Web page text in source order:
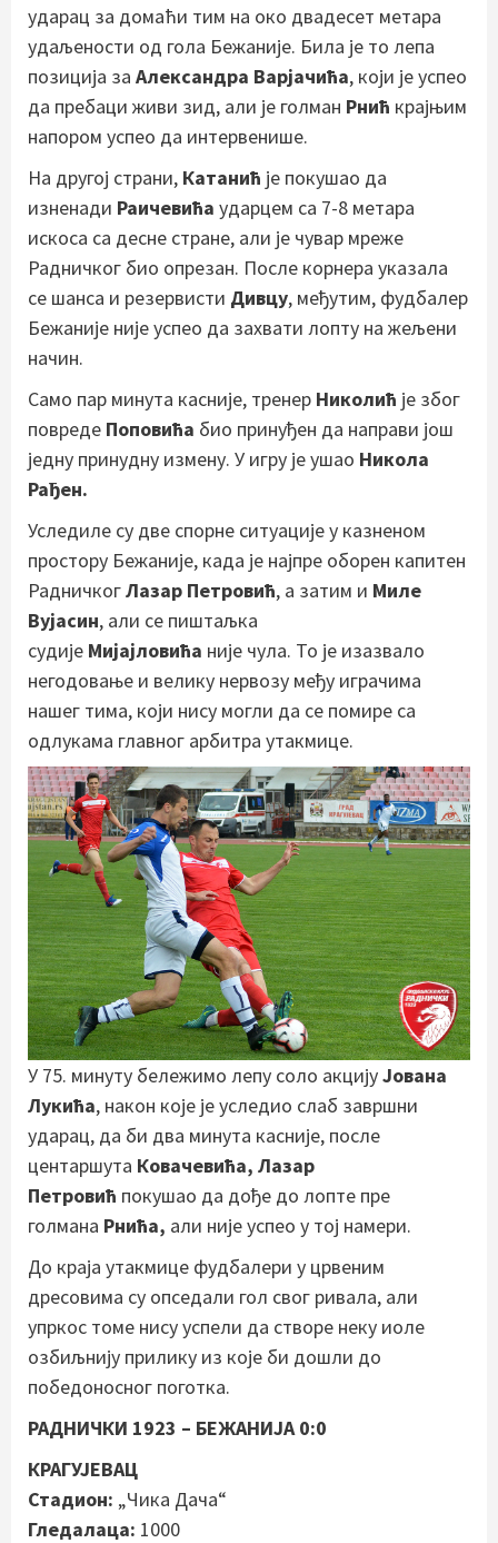
ударац за домаћи тим на око двадесет метара
удаљености од гола Бежаније. Била је то лепа
позиција за Александра Варјачића, који је успео
да пребаци живи зид, али је голман Рнић крајњим
напором успео да интервенише.
На другој страни, Катанић је покушао да
изненади Раичевића ударцем са 7-8 метара
искоса са десне стране, али је чувар мреже
Радничког био опрезан. После корнера указала
се шанса и резервисти Дивцу, међутим, фудбалер
Бежаније није успео да захвати лопту на жељени
начин.
Само пар минута касније, тренер Николић је због
повреде Поповића био принуђен да направи још
једну принудну измену. У игру је ушао Никола
Рађен.
Уследиле су две спорне ситуације у казненом
простору Бежаније, када је најпре оборен капитен
РадничкогЛазар Петровић, а затим и Миле
Вујасин, али се пиштаљка
судије Мијајловића није чула. То је изазвало
негодовање и велику нервозу међу играчима
нашег тима, који нису могли да се помире са
одлукама главног арбитра утакмице.
У 75. минуту бележимо лепу соло акцијуЈована
Лукића, након које је уследио слаб завршни
ударац, да би два минута касније, после
центаршута Ковачевића, Лазар
Петровић покушао да дође до лопте пре
голмана Рнића, али није успео у тој намери.
До краја утакмице фудбалери у црвеним
дресовима су опседали гол свог ривала, али
упркос томе нису успели да створе неку иоле
озбиљнију прилику из које би дошли до
победоносног поготка.
РАДНИЧКИ 1923 – БЕЖАНИЈА 0:0
КРАГУЈЕВАЦ
Стадион: „Чика Дача“
Гледалаца: 1000